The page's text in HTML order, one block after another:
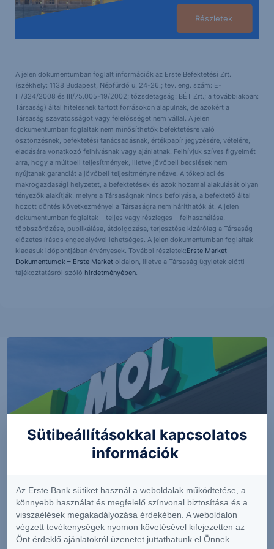
Részletek
A jelen dokumentumban foglalt információk az Erste Befektetési Zrt.
(székhely: 1138 Budapest, Népfürdő u. 24-26.; tev. eng. szám: E-
III/324/2008 és III/75.005-19/2002; tőzsdetagság: BÉT Zrt.; a továbbiakban:
Társaság) által hitelesnek tartott forrásokon alapulnak, de azokért a
Társaság szavatosságot vagy felelősséget nem vállal. A jelen
dokumentumban foglaltak nem minősíthetők befektetésre való
ösztönzésnek, befektetési tanácsadásnak, értékpapír jegyzésére, vételére,
eladására vonatkozó felhívásnak vagy ajánlatnak. Felhívjuk szíves figyelmét
arra, hogy a múltbeli teljesítmények, illetve jövőbeli becslések nem
nyújtanak garanciát a jövőbeli teljesítményre nézve. A tőkepiaci és
makrogazdasági helyzetet, a befektetések és azok hozamai alakulását olyan
tényezők alakítják, melyre a Társaságnak nincs befolyása, a befektető által
hozott döntés következményei a Társaságra nem háríthatók át. A jelen
dokumentumban foglaltak – teljes vagy részleges – felhasználása,
többszörözése, publikálása, átdolgozása, terjesztése kizárólag a Társaság
előzetes írásos engedélyével lehetséges. A jelen dokumentumban foglaltak
kiadásuk időpontjában érvényesek. További részletek:Erste Market
Dokumentumok – Erste Marketoldalon, illetve a Társaság ügyletek előtti
tájékoztatásról szóló hirdetményében.
Erős lett a MOL második negyedéve
Sütibeállításokkal kapcsolatos
információk
Az Erste Bank sütiket használ a weboldalak működtetése, a
könnyebb használat és megfelelő színvonal biztosítása és a
visszaélések megakadályozása érdekében. A weboldalon
végzett tevékenységek nyomon követésével kifejezetten az
Önt érdeklő ajánlatokról üzenetet juttathatunk el Önnek.